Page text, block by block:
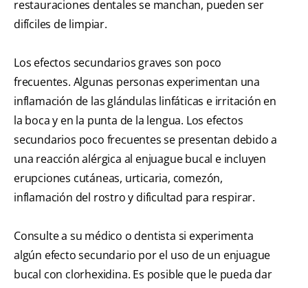
restauraciones dentales se manchan, pueden ser
difíciles de limpiar.
Los efectos secundarios graves son poco
frecuentes. Algunas personas experimentan una
inflamación de las glándulas linfáticas e irritación en
la boca y en la punta de la lengua. Los efectos
secundarios poco frecuentes se presentan debido a
una reacción alérgica al enjuague bucal e incluyen
erupciones cutáneas, urticaria, comezón,
inflamación del rostro y dificultad para respirar.
Consulte a su médico o dentista si experimenta
algún efecto secundario por el uso de un enjuague
bucal con clorhexidina. Es posible que le pueda dar